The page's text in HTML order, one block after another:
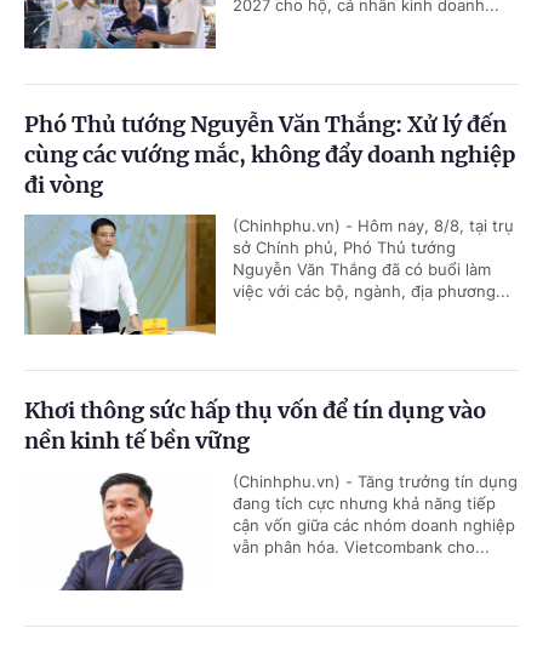
2027 cho hộ, cá nhân kinh doanh...
Phó Thủ tướng Nguyễn Văn Thắng: Xử lý đến
cùng các vướng mắc, không đẩy doanh nghiệp
đi vòng
(Chinhphu.vn) - Hôm nay, 8/8, tại trụ
sở Chính phủ, Phó Thủ tướng
Nguyễn Văn Thắng đã có buổi làm
việc với các bộ, ngành, địa phương...
Khơi thông sức hấp thụ vốn để tín dụng vào
nền kinh tế bền vững
(Chinhphu.vn) - Tăng trưởng tín dụng
đang tích cực nhưng khả năng tiếp
cận vốn giữa các nhóm doanh nghiệp
vẫn phân hóa. Vietcombank cho...